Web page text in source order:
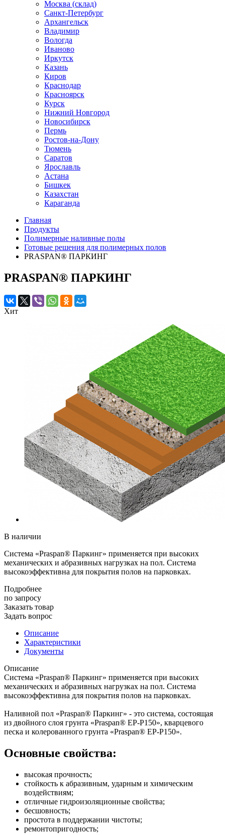
Москва (склад)
Санкт-Петербург
Архангельск
Владимир
Вологда
Иваново
Иркутск
Казань
Киров
Краснодар
Красноярск
Курск
Нижний Новгород
Новосибирск
Пермь
Ростов-на-Дону
Тюмень
Саратов
Ярославль
Астана
Бишкек
Казахстан
Караганда
Главная
Продукты
Полимерные наливные полы
Готовые решения для полимерных полов
PRASPAN® ПАРКИНГ
PRASPAN® ПАРКИНГ
Хит
В наличии
Система «Praspan® Паркинг» применяется при высоких
механических и абразивных нагрузках на пол. Система
высокоэффективна для покрытия полов на парковках.
Подробнее
по запросу
Заказать товар
Задать вопрос
Описание
Характеристики
Документы
Описание
Система «Praspan® Паркинг» применяется при высоких
механических и абразивных нагрузках на пол. Система
высокоэффективна для покрытия полов на парковках.
Наливной пол «Praspan® Паркинг» - это система, состоящая
из двойного слоя грунта «Praspan® ЕP-P150», кварцевого
песка и колерованного грунта «Praspan® ЕP-P150».
Основные свойства:
высокая прочность;
стойкость к абразивным, ударным и химическим
воздействиям;
отличные гидроизоляционные свойства;
бесшовность;
простота в поддержании чистоты;
ремонтопригодность;